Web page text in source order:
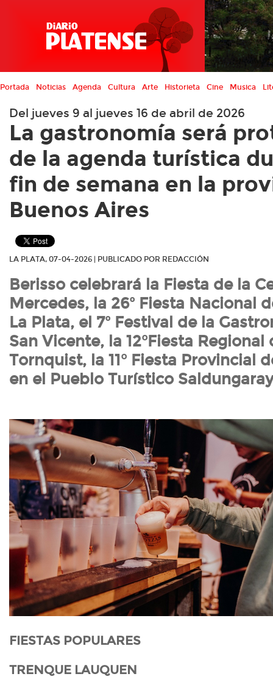
Portada Noticias Agenda Cultura Arte Historieta Cine Musica
Del jueves 9 al jueves 16 de abril de 2026
La gastronomía será
de la agenda turística
fin de semana en la
Buenos Aires
LA PLATA, 07-04-2026 | PUBLICADO POR REDACCIÓN
Berisso celebrará la Fiesta de la
Mercedes, la 26º Fiesta Nacional
La Plata, el 7º Festival de la
San Vicente, la 12°Fiesta Regional
Tornquist, la 11° Fiesta Provincial
en el Pueblo Turístico
FIESTAS POPULARES
TRENQUE LAUQUEN